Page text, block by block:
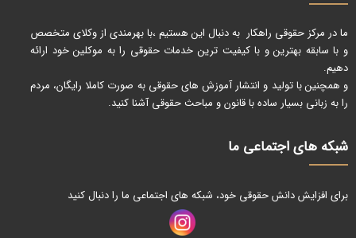
ما در مرکز حقوقی راهکار به دنبال این هستیم ،با بهرمندی از وکلای متخصص
و با سابقه بهترین و با کیفیت ترین خدمات حقوقی را به موکلین خود ارائه
دهیم.
و همچنین با تولید و انتشار آموزش های حقوقی به صورت کاملا رایگان، مردم
را به زبانی بسیار ساده با قانون و مباحث حقوقی آشنا کنید.
شبکه های اجتماعی ما
برای افزایش دانش حقوقی خود، شبکه های اجتماعی ما را دنبال کنید